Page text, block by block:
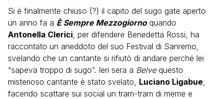
Si è finalmente chiuso (?) il capito del sugo gate aperto
un anno fa a È Sempre Mezzogiornoquando
Antonella Clerici , per difendere Benedetta Rossi, ha
raccontato un aneddoto del suo Festival di Sanremo,
svelando che un cantante si rifiutò di andare perché lei
“sapeva troppo di sugo”. Ieri sera a Belvequesto
misterioso cantante è stato svelato, Luciano Ligabue
facendo scattare sui social un tram-tram di meme e